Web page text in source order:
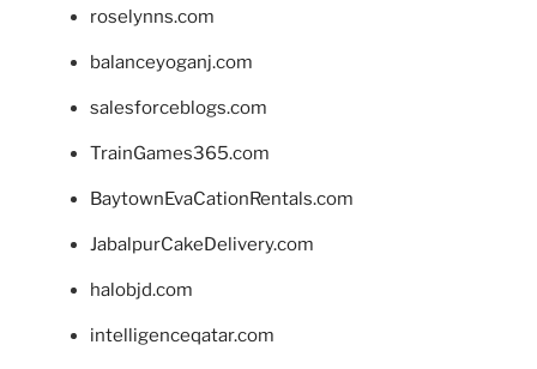
roselynns.com
balanceyoganj.com
salesforceblogs.com
TrainGames365.com
BaytownEvaCationRentals.com
JabalpurCakeDelivery.com
halobjd.com
intelligenceqatar.com